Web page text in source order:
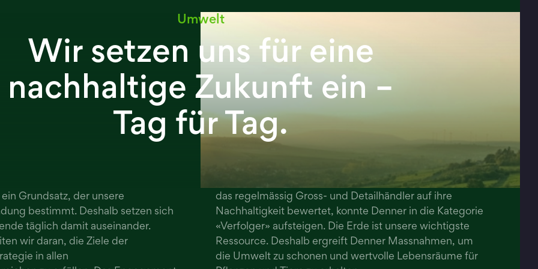
Umwelt
Wir setzen uns für eine
nachhaltige Zukunft ein –
Tag für Tag.
Grundsatz, der unsere
bestimmt. Deshalb setzen sich
täglich damit auseinander.
wir daran, die Ziele der
in allen
und Detailhändler auf ihre
konnte Denner in die Kategorie
Die Erde ist unsere wichtigste
Denner Massnahmen, um
Lebensräume für